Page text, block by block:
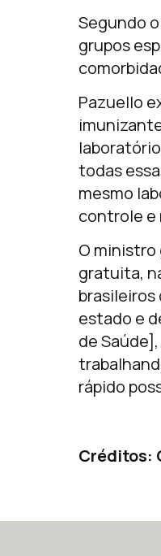
Segundo
grupos
Pazuello
todas
mesmo
controle e
O ministro
gratuita,
brasileiros
estado e
de
rápido
Créditos: